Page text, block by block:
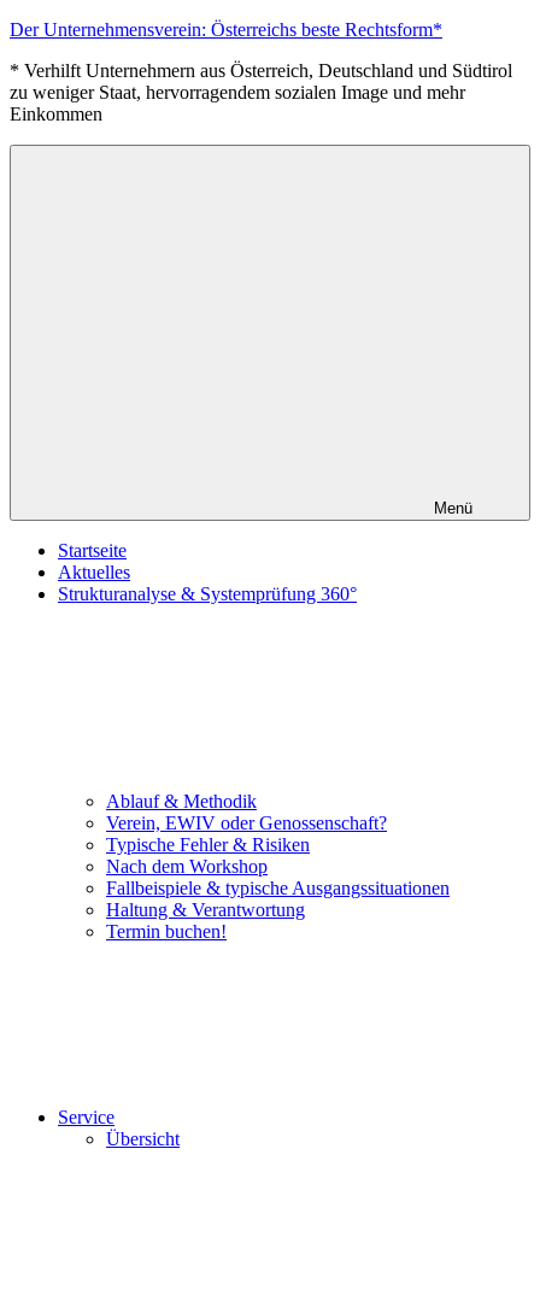
Zum
springen
Der Unternehmensverein: Österreichs beste Rechtsform*
* Verhilft Unternehmern aus Österreich, Deutschland und Südtirol
zu weniger Staat, hervorragendem sozialen Image und mehr
Einkommen
Menü
Startseite
Aktuelles
Strukturanalyse & Systemprüfung 360°
Ablauf & Methodik
Verein, EWIV oder Genossenschaft?
Typische Fehler & Risiken
Nach dem Workshop
Fallbeispiele & typische Ausgangssituationen
Haltung & Verantwortung
Termin buchen!
Service
Übersicht